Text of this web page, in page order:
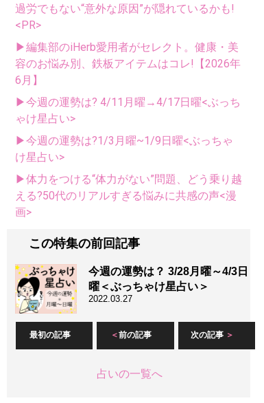
過労でもない“意外な原因”が隠れているかも!
<PR>
▶編集部のiHerb愛用者がセレクト。健康・美
容のお悩み別、鉄板アイテムはコレ!【2026年
6月】
▶今週の運勢は? 4/11月曜→4/17日曜<ぶっち
ゃけ星占い>
▶今週の運勢は?1/3月曜~1/9日曜<ぶっちゃ
け星占い>
▶体力をつける“体力がない”問題、どう乗り越
える?50代のリアルすぎる悩みに共感の声<漫
画>
この特集の前回記事
今週の運勢は？ 3/28月曜～4/3日
曜＜ぶっちゃけ星占い＞
2022.03.27
最初の記事 前の記事 次の記事
占いの一覧へ